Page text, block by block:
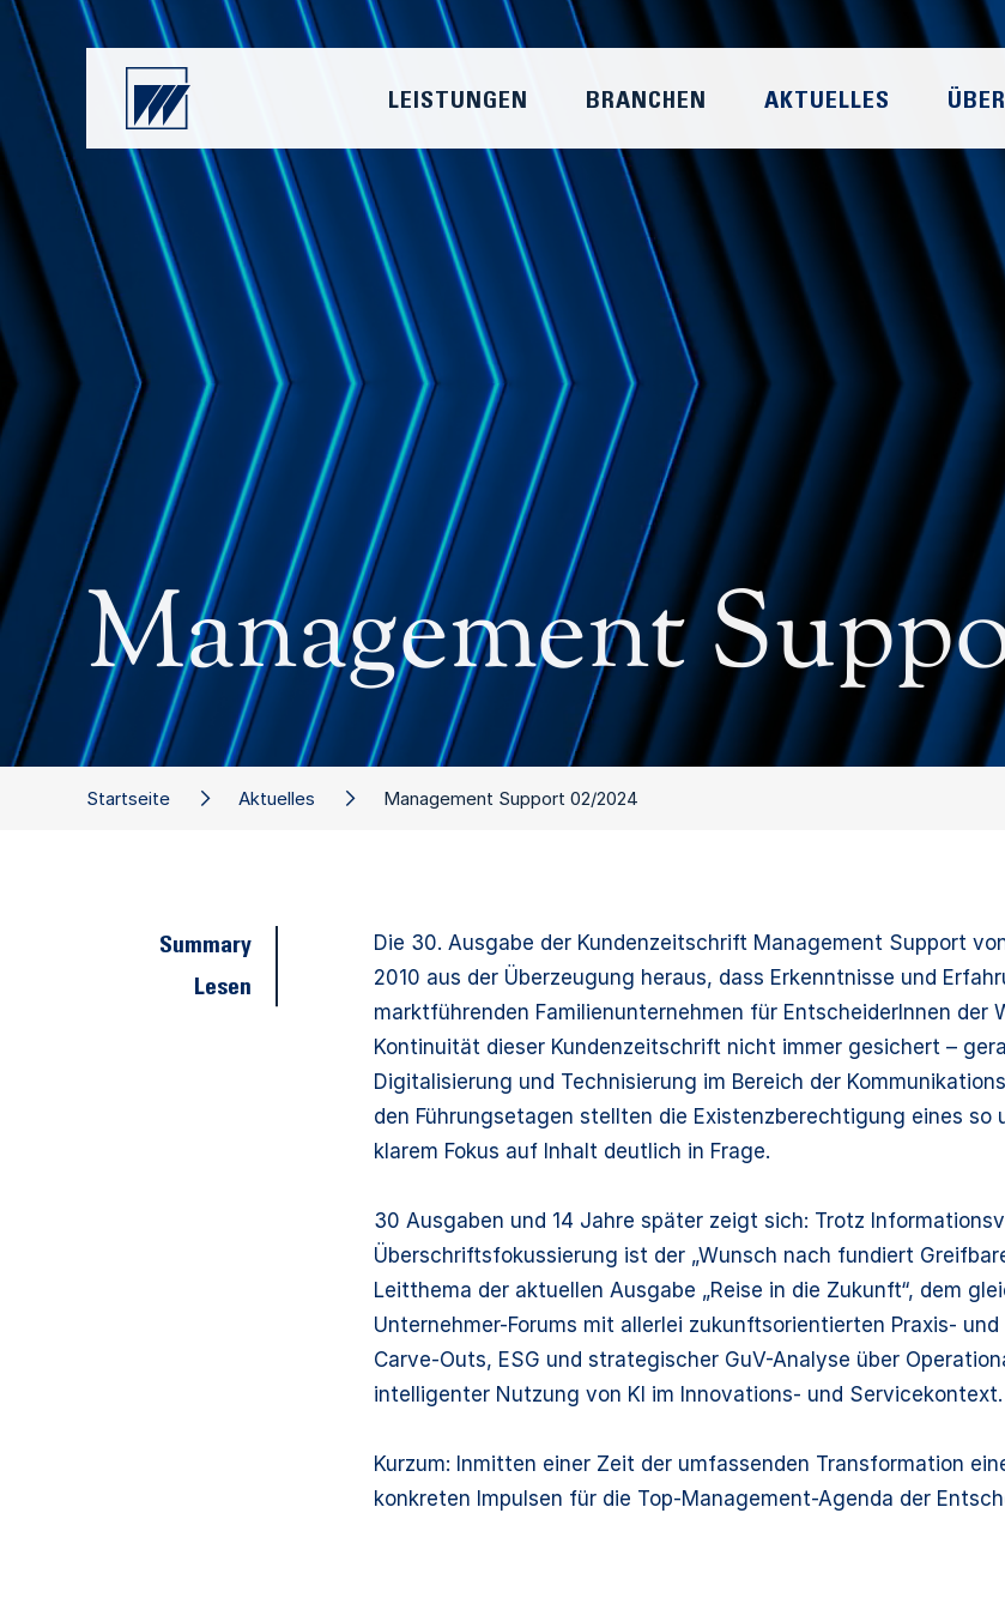
Die 30. Ausgabe der Kundenzeitschrift Management Support
2010 aus der Überzeugung heraus, dass Erkenntnisse und
marktführenden Familienunternehmen für EntscheiderInnen
Kontinuität dieser Kundenzeitschrift nicht immer gesichert –
Digitalisierung und Technisierung im Bereich der
den Führungsetagen stellten die Existenzberechtigung eines
klarem Fokus auf Inhalt deutlich in Frage.
30 Ausgaben und 14 Jahre später zeigt sich: Trotz
Überschriftsfokussierung ist der „Wunsch nach fundiert
Leitthema der aktuellen Ausgabe „Reise in die Zukunft“, dem
Unternehmer-Forums mit allerlei zukunftsorientierten Praxis-
Carve-Outs, ESG und strategischer GuV-Analyse über
intelligenter Nutzung von KI im Innovations- und Servicekontext.
Kurzum: Inmitten einer Zeit der umfassenden Transformation
konkreten Impulsen für die Top-Management-Agenda der
Startseite Aktuelles Management Support 02/2024
Management
LEISTUNGEN BRANCHEN AKTUELLES
Summary
Lesen